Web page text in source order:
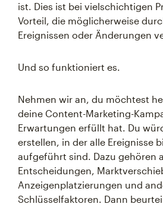
ist. Dies ist bei vielschichtigen
Vorteil, die möglicherweise
Ereignissen oder Änderungen
Und so funktioniert es.
Nehmen wir an, du möchtest
deine Content-Marketing-
Erwartungen erfüllt hat. Du
erstellen, in der alle Ereignisse
aufgeführt sind. Dazu gehören
Entscheidungen,
Anzeigenplatzierungen und
Schlüsselfaktoren. Dann